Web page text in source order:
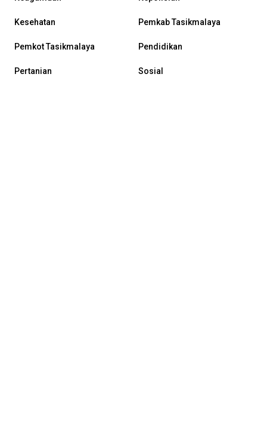
Kesehatan Pemkab Tasikmalaya
Pemkot Tasikmalaya Pendidikan
Pertanian Sosial